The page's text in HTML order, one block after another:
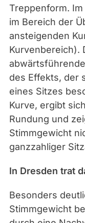
Treppenform.
im Bereich der
ansteigenden
Kurvenbereich).
des Effekts, der
eines Sitzes
Kurve, ergibt
Rundung und
Stimmgewicht
ganzzahliger
In Dresden trat
Besonders
Stimmgewicht